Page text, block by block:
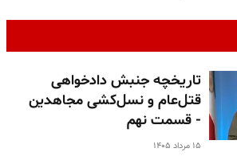
تاریخچه جنبش دادخواهی
قتل‌عام و نسل‌کشی مجاهدین
- قسمت نهم
۱۵ مرداد ۱۴۰۵